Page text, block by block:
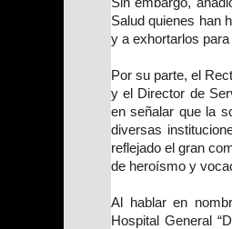
Salud quienes han
y a exhortarlos
Por su parte, el
y el Director de
en señalar que la
diversas
reflejado el gran
de heroísmo y
Al hablar en
Hospital General